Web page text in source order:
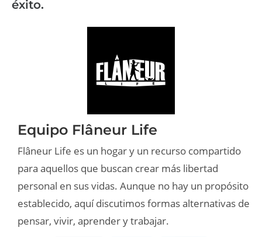
éxito.
Equipo Flâneur Life
Flâneur Life es un hogar y un recurso compartido
para aquellos que buscan crear más libertad
personal en sus vidas. Aunque no hay un propósito
establecido, aquí discutimos formas alternativas de
pensar, vivir, aprender y trabajar.